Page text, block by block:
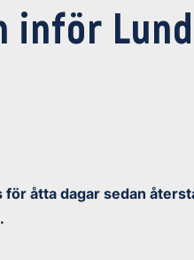
inför
åtta dagar sedan